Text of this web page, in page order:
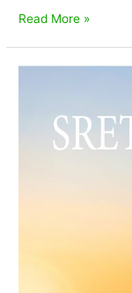
Završen
Read More »